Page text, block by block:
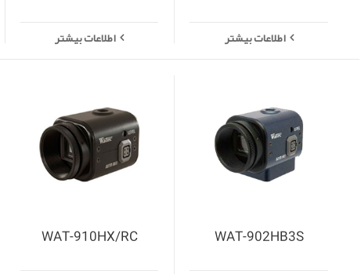
اطلاعات بیشتر اطلاعات بیشتر
WAT-902HB3S
WAT-910HX/RC